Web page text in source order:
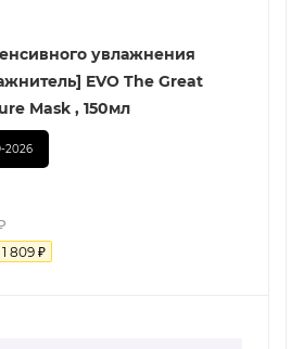
увлажнения
EVO The Great
Mask , 150мл
2026
1 809 ₽